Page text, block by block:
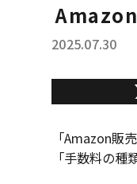
2025.07.30
「Amazon販
「手数料の種